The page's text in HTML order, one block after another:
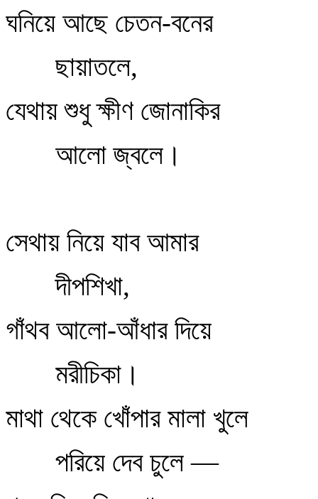
ঘনিয়ে আছে চেতন-বনের
ছায়াতলে,
যেথায় শুধু ক্ষীণ জোনাকির
আলো জ্বলে।
সেথায় নিয়ে যাব আমার
দীপশিখা,
গাঁথব আলো-আঁধার দিয়ে
মরীচিকা।
মাথা থেকে খোঁপার মালা খুলে
পরিয়ে দেব চুলে —